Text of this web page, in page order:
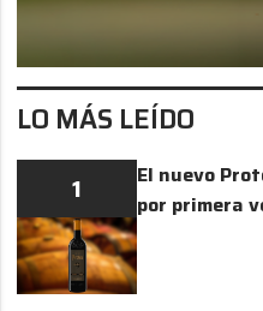
LO MÁS LEÍDO
1
El nuevo
por primera